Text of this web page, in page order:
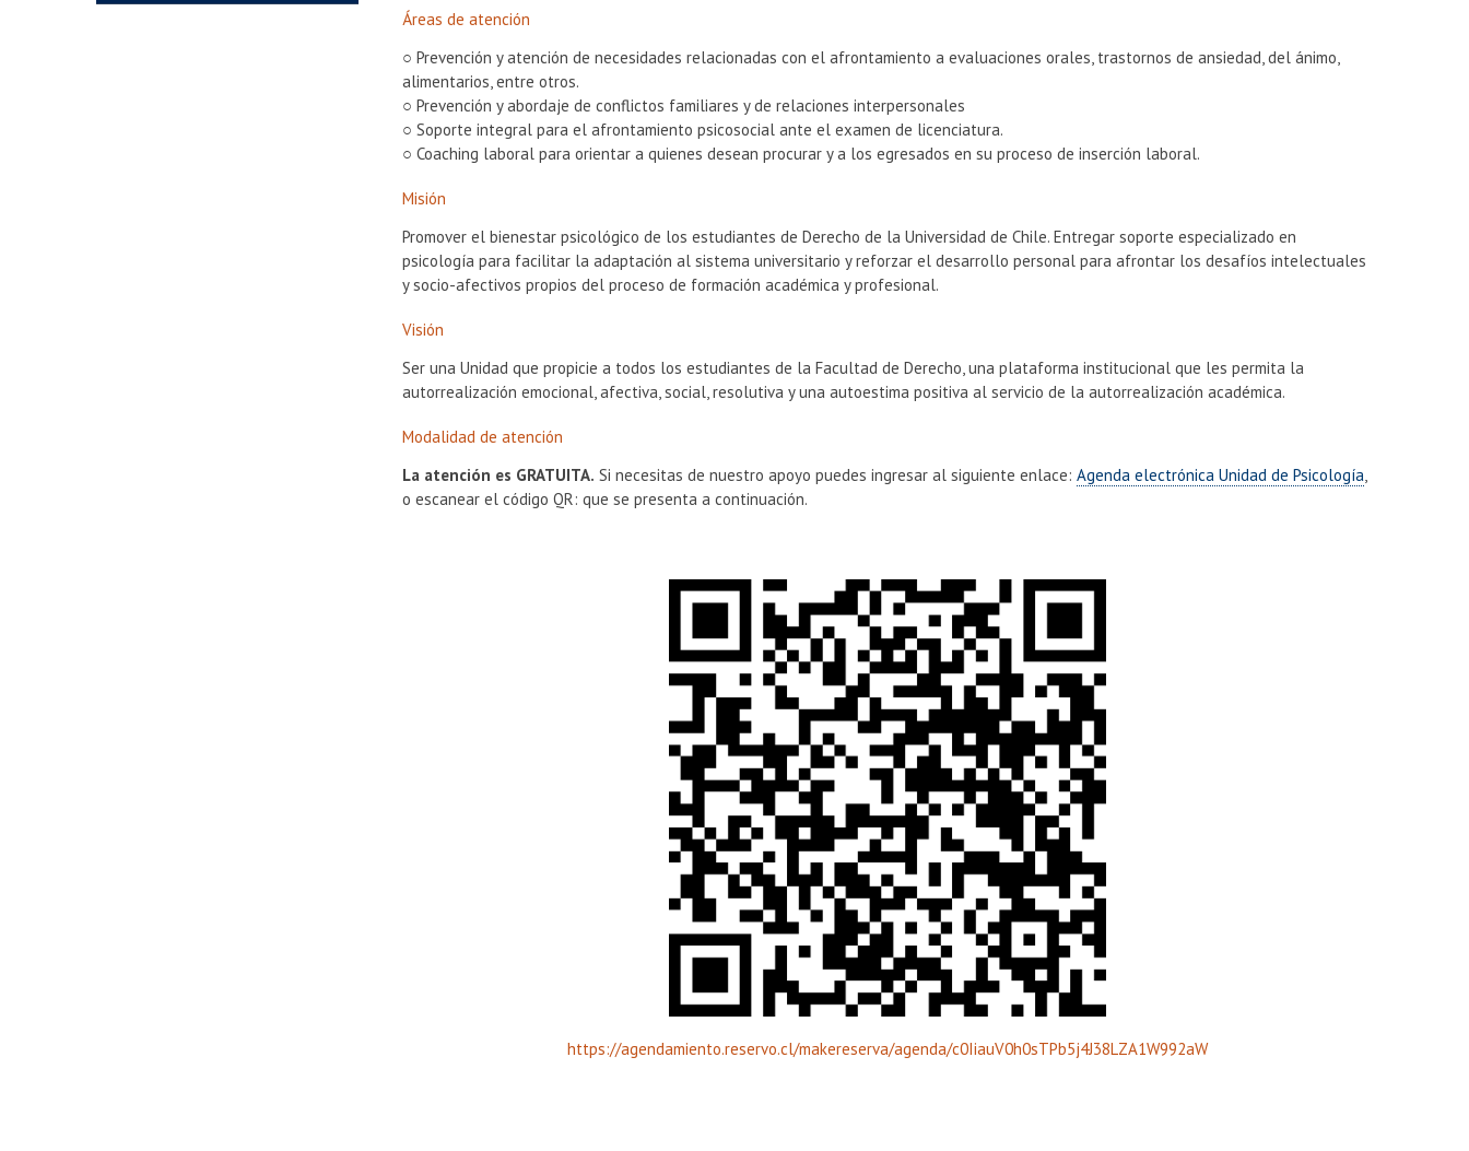
Áreas de atención
○ Prevención y atención de necesidades relacionadas con el afrontamiento a evaluaciones orales, trastornos de ansiedad, del ánimo,
alimentarios, entre otros.
○ Prevención y abordaje de conflictos familiares y de relaciones interpersonales
○ Soporte integral para el afrontamiento psicosocial ante el examen de licenciatura.
○ Coaching laboral para orientar a quienes desean procurar y a los egresados en su proceso de inserción laboral.
Misión
Promover el bienestar psicológico de los estudiantes de Derecho de la Universidad de Chile. Entregar soporte especializado en
psicología para facilitar la adaptación al sistema universitario y reforzar el desarrollo personal para afrontar los desafíos intelectuales
y socio-afectivos propios del proceso de formación académica y profesional.
Visión
Ser una Unidad que propicie a todos los estudiantes de la Facultad de Derecho, una plataforma institucional que les permita la
autorrealización emocional, afectiva, social, resolutiva y una autoestima positiva al servicio de la autorrealización académica.
Modalidad de atención
La atención es GRATUITA. Si necesitas de nuestro apoyo puedes ingresar al siguiente enlace:Agenda electrónica Unidad de Psicología,
o escanear el código QR: que se presenta a continuación.
https://agendamiento.reservo.cl/makereserva/agenda/c0IiauV0h0sTPb5j4J38LZA1W992aW